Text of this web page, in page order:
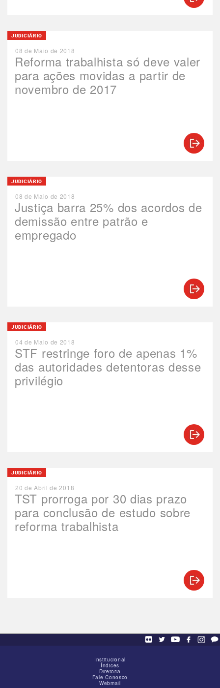
Reforma trabalhista só deve valer
para ações movidas a partir de
novembro de 2017
JUDICIÁRIO
08 de Maio de 2018
Justiça barra 25% dos acordos de
demissão entre patrão e
empregado
JUDICIÁRIO
08 de Maio de 2018
STF restringe foro de apenas 1%
das autoridades detentoras desse
privilégio
JUDICIÁRIO
04 de Maio de 2018
TST prorroga por 30 dias prazo
para conclusão de estudo sobre
reforma trabalhista
JUDICIÁRIO
20 de Abril de 2018
Institucional
Índices
Diretoria
Fale Conosco
Webmail